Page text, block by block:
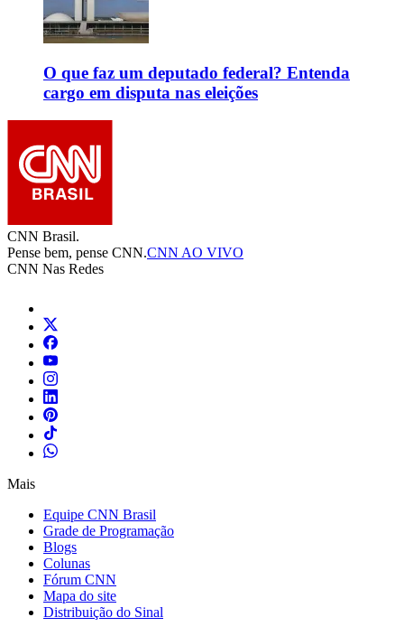
O que faz um deputado federal? Entenda
cargo em disputa nas eleições
CNN Brasil.
Pense bem, pense CNN.CNN AO VIVO
CNN Nas Redes
Mais
Equipe CNN Brasil
Grade de Programação
Blogs
Colunas
Fórum CNN
Mapa do site
Distribuição do Sinal